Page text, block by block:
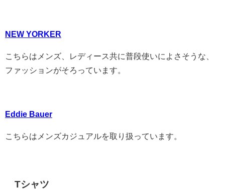
NEW YORKER
こちらはメンズ、レディース共に普段使いによさそうな、
ファッションがそろっています。
Eddie Bauer
こちらはメンズカジュアルを取り扱っています。
Tシャツ